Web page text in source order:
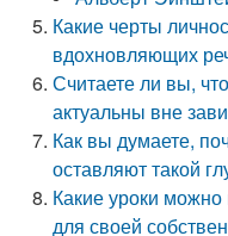
Какие черты
вдохновляющих
Считаете ли вы,
актуальны вне
Как вы думаете,
оставляют такой
Какие уроки можно
для своей